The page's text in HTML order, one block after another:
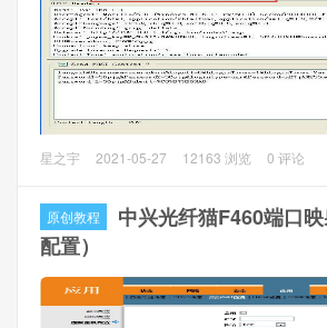
不过来，速度影响也就比较大。
看使用什么模式就看自己的需要，有条件
的尽量使用自己的无线路由器，路由模式
那么说说光猫，我这里的光猫设置的初始
4，SSID1全是桥接，可以用来拨号上网。
置。如果有自己的路由器，直接用在
由器的PPPoE拨号上网就可以了，不用
现在主要来说说，如何使用光猫的多种模
这边升级200M带宽更换了友华PT920的
该教程通用友华PT920/PT921/PT921G
PT920：硬件版本PT920V3.0，软件版本
PT920CTV350_JS201609
破解方法：
星之宇 2021-05-27 12163 浏览 0 评论
原创教程
中兴光纤猫F460端口
配置）